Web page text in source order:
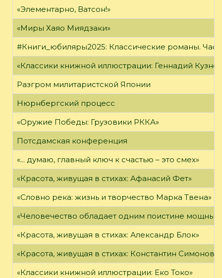
«Элементарно, Ватсон!»
«Миры Хаяо Миядзаки»
#Книги_юбиляры2025: Классические романы.
«Классики книжной иллюстрации: Геннадий
Разгром милитаристской Японии
Нюрнбергский процесс
«Оружие Победы: Грузовики РККА»
Потсдамская конференция
«... думаю, главный ключ к счастью – это смех»
«Красота, живущая в стихах: Афанасий Фет»
«Словно река: жизнь и творчество Марка Твена»
«Человечество обладает одним поистине
«Красота, живущая в стихах: Александр Блок»
«Красота, живущая в стихах: Константин Симонов»
«Классики книжной иллюстрации: Еко Токо»